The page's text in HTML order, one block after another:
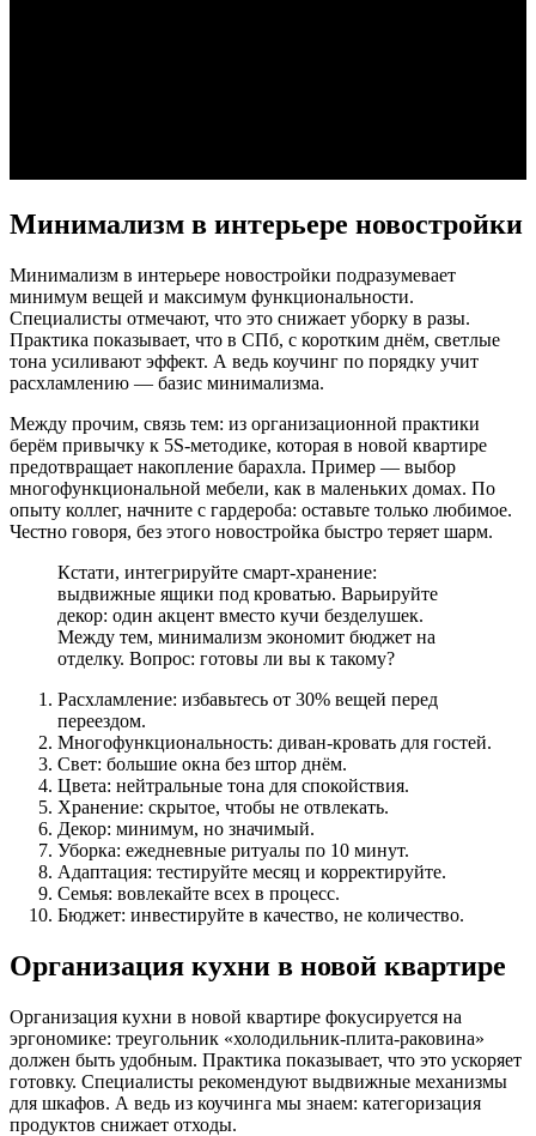
Минимализм в интерьере новостройки
Минимализм в интерьере новостройки подразумевает
минимум вещей и максимум функциональности.
Специалисты отмечают, что это снижает уборку в разы.
Практика показывает, что в СПб, с коротким днём, светлые
тона усиливают эффект. А ведь коучинг по порядку учит
расхламлению — базис минимализма.
Между прочим, связь тем: из организационной практики
берём привычку к 5S-методике, которая в новой квартире
предотвращает накопление барахла. Пример — выбор
многофункциональной мебели, как в маленьких домах. По
опыту коллег, начните с гардероба: оставьте только любимое.
Честно говоря, без этого новостройка быстро теряет шарм.
Кстати, интегрируйте смарт-хранение:
выдвижные ящики под кроватью. Варьируйте
декор: один акцент вместо кучи безделушек.
Между тем, минимализм экономит бюджет на
отделку. Вопрос: готовы ли вы к такому?
Расхламление: избавьтесь от 30% вещей перед
переездом.
Многофункциональность: диван-кровать для гостей.
Свет: большие окна без штор днём.
Цвета: нейтральные тона для спокойствия.
Хранение: скрытое, чтобы не отвлекать.
Декор: минимум, но значимый.
Уборка: ежедневные ритуалы по 10 минут.
Адаптация: тестируйте месяц и корректируйте.
Семья: вовлекайте всех в процесс.
Бюджет: инвестируйте в качество, не количество.
Организация кухни в новой квартире
Организация кухни в новой квартире фокусируется на
эргономике: треугольник «холодильник-плита-раковина»
должен быть удобным. Практика показывает, что это ускоряет
готовку. Специалисты рекомендуют выдвижные механизмы
для шкафов. А ведь из коучинга мы знаем: категоризация
продуктов снижает отходы.